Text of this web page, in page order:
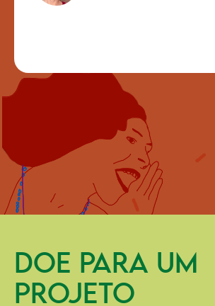
DOE PARA UM
PROJETO